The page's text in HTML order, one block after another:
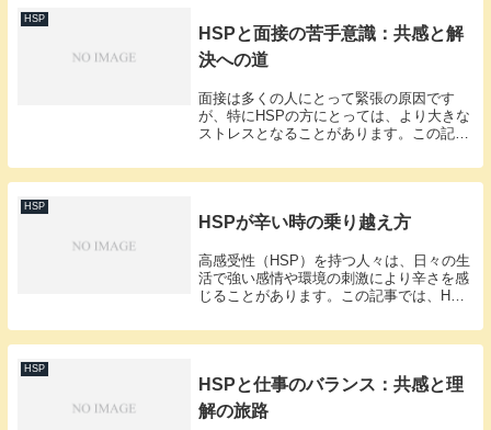
HSP
HSPと面接の苦手意識：共感と解
決への道
面接は多くの人にとって緊張の原因です
が、特にHSPの方にとっては、より大きな
ストレスとなることがあります。この記事
るための方法と、それを実践した際の感想
や結果について共有します。HSPとは：敏
HSP
HSPが辛い時の乗り越え方
高感受性（HSP）を持つ人々は、日々の生
活で強い感情や環境の刺激により辛さを感
じることがあります。この記事では、HSP
乗り越えることができるかを探ります。自
己理解と受容の重要性HSPであることを理
HSP
HSPと仕事のバランス：共感と理
解の旅路